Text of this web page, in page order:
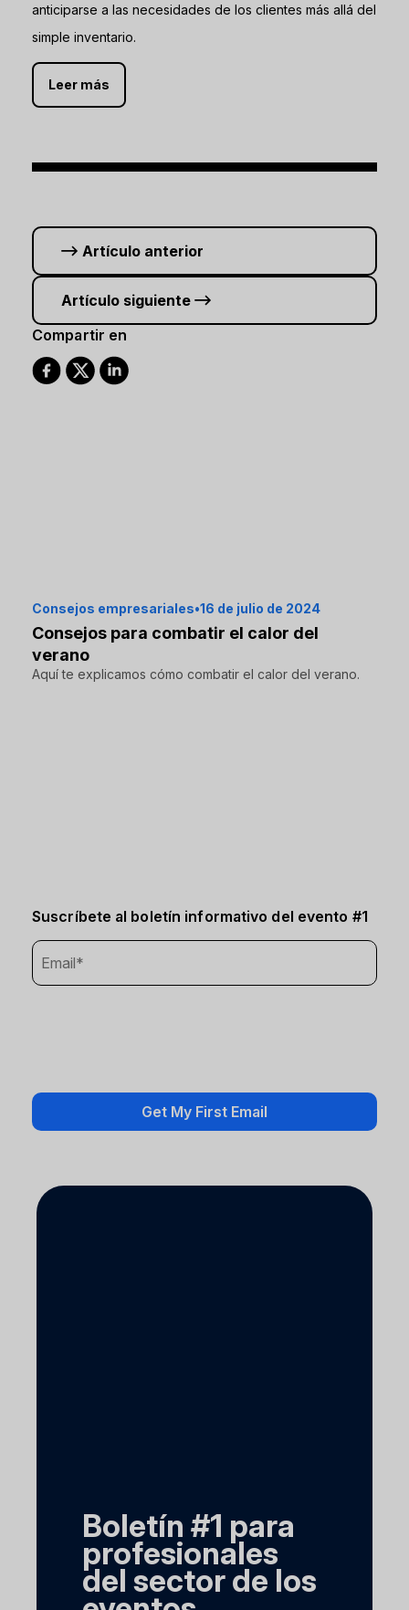
anticiparse a las necesidades de los clientes más allá del
simple inventario.
Leer más
Artículo anterior
Artículo siguiente
Compartir en
Consejos empresariales•16 de julio de 2024
Consejos para combatir el calor del
verano
Aquí te explicamos cómo combatir el calor del verano.
Suscríbete al boletín informativo del evento #1
Boletín #1 para
profesionales
del sector de los